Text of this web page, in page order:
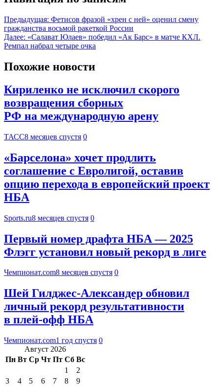
Предыдущая: Фетисов фразой «хрен с ней» оценил смену
гражданства восьмой ракеткой России
Далее: «Салават Юлаев» победил «Ак Барс» в матче КХЛ.
Ремпал набрал четыре очка
Похожие новости
Кириленко не исключил скорого
возвращения сборных
РФ на международную арену
ТАСС8 месяцев спустя 0
«Барселона» хочет продлить
соглашение с Евролигой, оставив
опцию перехода в европейский проект
НБА
Sports.ru8 месяцев спустя 0
Первый номер драфта НБА — 2025
Флэгг установил новый рекорд в лиге
Чемпионат.com8 месяцев спустя 0
Шей Гилджес-Александер обновил
личный рекорд результативности
в плей-офф НБА
Чемпионат.com1 год спустя 0
Август 2026
Пн Вт Ср Чт Пт Сб Вс
1
2
3
4 5 6 7 8
9